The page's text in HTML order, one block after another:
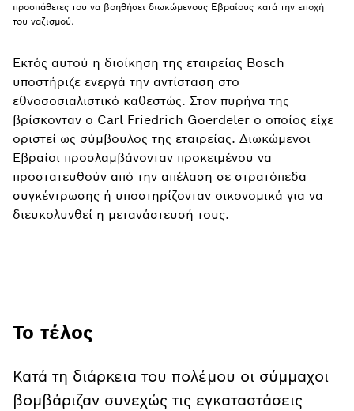
Εκτός αυτού η διοίκηση της εταιρείας Bosch
υποστήριζε ενεργά την αντίσταση στο
εθνοσοσιαλιστικό καθεστώς. Στον πυρήνα της
βρίσκονταν ο Carl Friedrich Goerdeler ο οποίος είχε
οριστεί ως σύμβουλος της εταιρείας. Διωκώμενοι
Εβραίοι προσλαμβάνονταν προκειμένου να
προστατευθούν από την απέλαση σε στρατόπεδα
συγκέντρωσης ή υποστηρίζονταν οικονομικά για να
διευκολυνθεί η μετανάστευσή τους.
προσπάθειες του να βοηθήσει διωκώμενους Εβραίους κατά την εποχή
του ναζισμού.
Το τέλος
Κατά τη διάρκεια του πολέμου οι σύμμαχοι
βομβάριζαν συνεχώς τις εγκαταστάσεις